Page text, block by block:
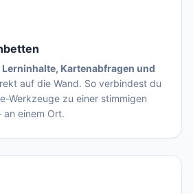
Lerninhalte, Kartenabfragen und
auf die Wand. So verbindest du
Werkzeuge zu einer stimmigen
an einem Ort.